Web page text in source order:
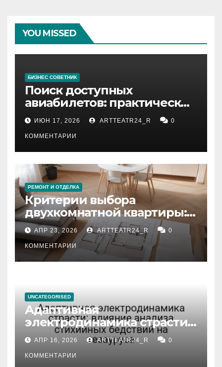
YOU MISSED
БИЗНЕС СОВЕТНИК
Поиск доступных
авиабилетов: практические
рекомендации
ИЮН 17, 2026 ARTTEATR24_R 0
КОММЕНТАРИИ
РЕМОНТ И ОТДЕЛКА
Критерии выбора
двухкомнатной квартиры:
планировка, площадь,
состояние и документация
АПР 23, 2026 ARTTEATR24_R 0
КОММЕНТАРИИ
UNCATEGORISED
Адаптивная
электродинамика страсти:
влияние анализа
стихийных бедствий на
тезауруса
АПР 16, 2026 ARTTEATR24_R 0
КОММЕНТАРИИ